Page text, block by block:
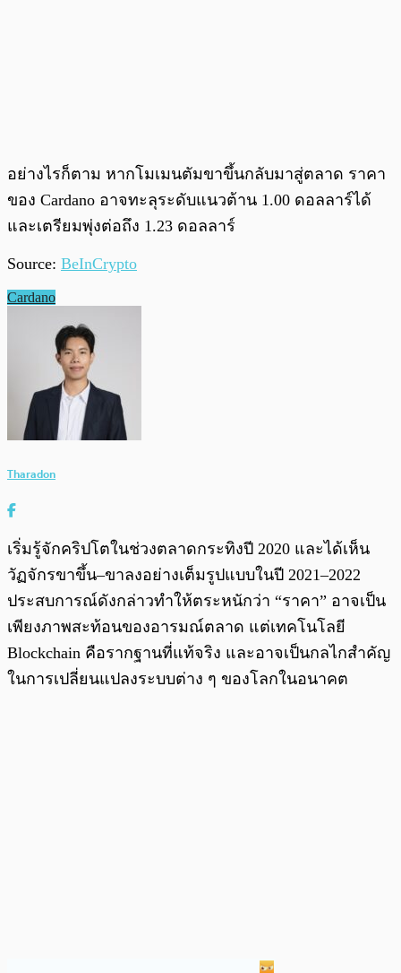
อย่างไรก็ตาม หากโมเมนตัมขาขึ้นกลับมาสู่ตลาด ราคา
ของ Cardano อาจทะลุระดับแนวต้าน 1.00 ดอลลาร์ได้
และเตรียมพุ่งต่อถึง 1.23 ดอลลาร์
Source: BeInCrypto
Cardano
Tharadon
เริ่มรู้จักคริปโตในช่วงตลาดกระทิงปี 2020 และได้เห็น
วัฏจักรขาขึ้น–ขาลงอย่างเต็มรูปแบบในปี 2021–2022
ประสบการณ์ดังกล่าวทำให้ตระหนักว่า “ราคา” อาจเป็น
เพียงภาพสะท้อนของอารมณ์ตลาด แต่เทคโนโลยี
Blockchain คือรากฐานที่แท้จริง และอาจเป็นกลไกสำคัญ
ในการเปลี่ยนแปลงระบบต่าง ๆ ของโลกในอนาคต